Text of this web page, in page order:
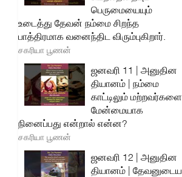
பெருமையையும்
உடைத்து தேவன் நம்மை சிறந்த
பாத்திரமாக வனைந்திட விரும்புகிறார்.
சகரியா பூணன்
ஜனவரி 11 | அனுதின
தியானம் | நம்மை
காட்டிலும் மற்றவர்களை
மேன்மையாக
நினைப்பது என்றால் என்ன?
சகரியா பூணன்
ஜனவரி 12 | அனுதின
தியானம் | தேவனுடைய